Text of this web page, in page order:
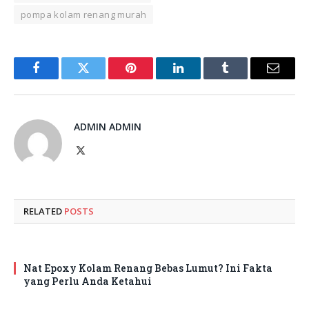
pompa kolam renang murah
FacebookTwitter Pinterest LinkedInTumblr Email
ADMIN ADMIN
RELATED POSTS
Nat Epoxy Kolam Renang Bebas Lumut? Ini Fakta
yang Perlu Anda Ketahui